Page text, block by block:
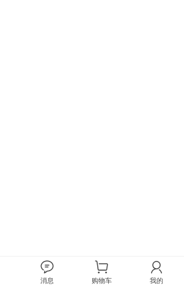
消息 购物车 我的